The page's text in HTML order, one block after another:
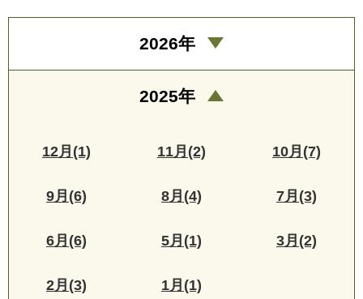
2026年
2025年
12月(1) 11月(2) 10月(7)
9月(6) 8月(4) 7月(3)
6月(6) 5月(1) 3月(2)
2月(3) 1月(1)